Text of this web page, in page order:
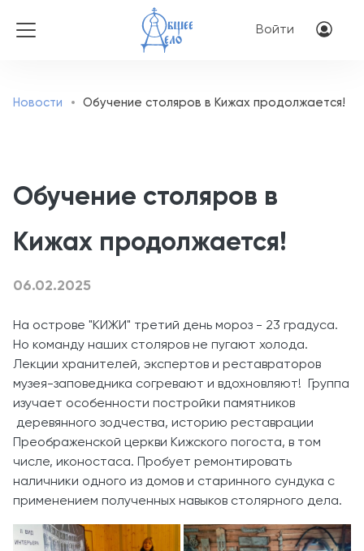
Меню
Войти
Новости Обучение столяров в Кижах продолжается!
Обучение столяров в
Кижах продолжается!
06.02.2025
На острове "КИЖИ" третий день мороз - 23 градуса.
Но команду наших столяров не пугают холода.
Лекции хранителей, экспертов и реставраторов
музея-заповедника согревают и вдохновляют! Группа
изучает особенности постройки памятников
деревянного зодчества, историю реставрации
Преображенской церкви Кижского погоста, в том
числе, иконостаса. Пробует ремонтировать
наличники одного из домов и старинного сундука с
применением полученных навыков столярного дела.